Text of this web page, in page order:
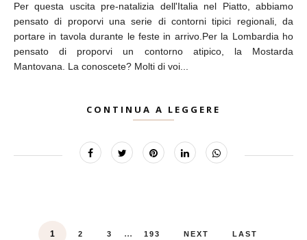
Per questa uscita pre-natalizia dell'Italia nel Piatto, abbiamo
pensato di proporvi una serie di contorni tipici regionali, da
portare in tavola durante le feste in arrivo.Per la Lombardia ho
pensato di proporvi un contorno atipico, la Mostarda
Mantovana. La conoscete? Molti di voi...
CONTINUA A LEGGERE
1 2 3 ... 193 NEXT LAST